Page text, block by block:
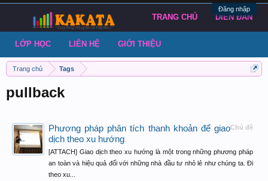
Đăng nhập
Trang chủ Tags
pullback
Chủ đề
Phương pháp phân tích thanh khoản để giao
dịch theo xu hướng
[ATTACH] Giao dịch theo xu hướng là một trong những phương pháp
an toàn và hiệu quả đối với những nhà đầu tư nhỏ lẻ như chúng ta. Đi
theo xu...
TRANG CHỦ DIỄN ĐÀN
LỚP HỌC LIÊN HỆ GIỚI THIỆU